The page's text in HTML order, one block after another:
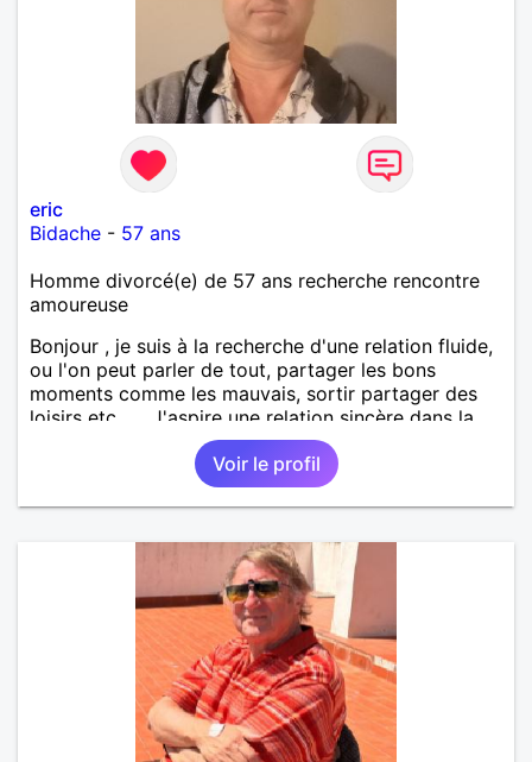
eric
Bidache - 57 ans
Homme divorcé(e) de 57 ans recherche rencontre
amoureuse
Bonjour , je suis à la recherche d'une relation fluide,
ou l'on peut parler de tout, partager les bons
moments comme les mauvais, sortir partager des
loisirs etc.... . J'aspire une relation sincère dans la
Voir le profil